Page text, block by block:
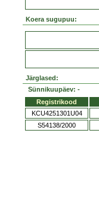
Koera sugupuu:
Järglased:
Sünnikuupäev: -
Registrikood
KCU4251301U04
S54138/2000